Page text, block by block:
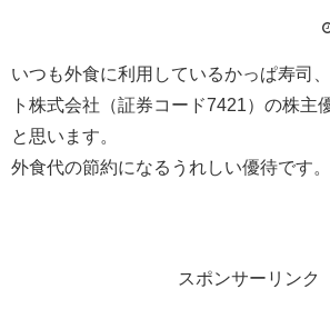
いつも外食に利用しているかっぱ寿司
ト株式会社（証券コード7421）の株主
と思います。
外食代の節約になるうれしい優待です。
スポンサーリンク